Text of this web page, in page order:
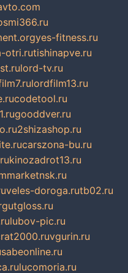
smi366.ru
yes-fitness.ru
otri.rutishinapve.ru
lord-tv.ru
lordfilm13.ru
codetool.ru
gooddver.ru
2shizashop.ru
carszona-bu.ru
kinozadrot13.ru
veles-doroga.rutb02.ru
lubov-pic.ru
vgurin.ru
sabeonline.ru
lucomoria.ru